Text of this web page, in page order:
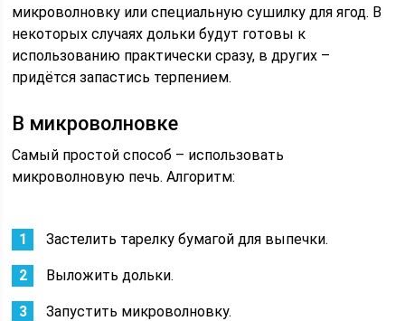
микроволновку или специальную сушилку для ягод. В
некоторых случаях дольки будут готовы к
использованию практически сразу, в других –
придётся запастись терпением.
В микроволновке
Самый простой способ – использовать
микроволновую печь. Алгоритм:
Застелить тарелку бумагой для выпечки.
Выложить дольки.
Запустить микроволновку.